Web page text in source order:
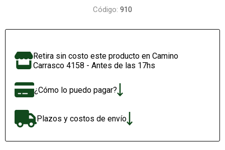
Código: 910
Retira sin costo este producto en Camino
Carrasco 4158 - Antes de las 17hs
¿Cómo lo puedo pagar?
Plazos y costos de envío